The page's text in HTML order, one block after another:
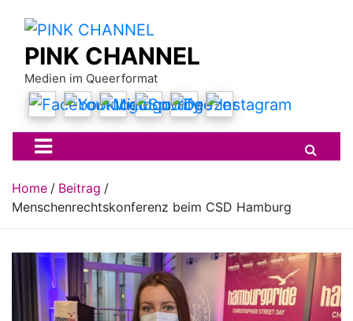
contentPINK CHANNEL
Medien im Queerformat
Home
Beitrag
Menschenrechtskonferenz beim CSD Hamburg